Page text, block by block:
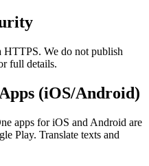
HTTPS. We do not publish
full details.
(iOS/Android)
apps for iOS and Android are
Play. Translate texts and